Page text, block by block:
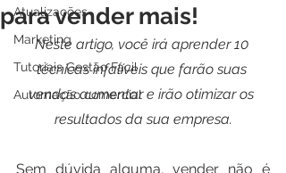
Atualizações
Marketing
Tutoriais Gestão Fácil
Automação comercial
para vender mais!
Neste artigo, você irá aprender 10
técnicas infalíveis que farão suas
vendas aumentar e irão otimizar os
resultados da sua empresa.
Sem dúvida alguma, vender não é